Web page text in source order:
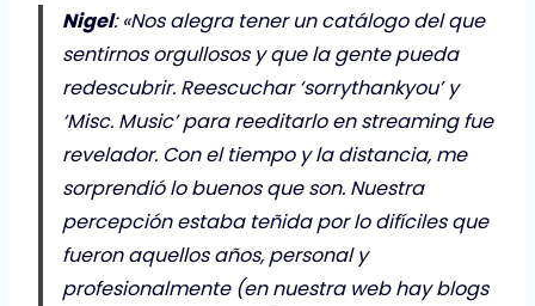
Nigel: «Nos alegra tener un catálogo del que
sentirnos orgullosos y que la gente pueda
redescubrir. Reescuchar ‘sorrythankyou’ y
‘Misc. Music’ para reeditarlo en streaming fue
revelador. Con el tiempo y la distancia, me
sorprendió lo buenos que son. Nuestra
percepción estaba teñida por lo difíciles que
fueron aquellos años, personal y
profesionalmente (en nuestra web hay blogs